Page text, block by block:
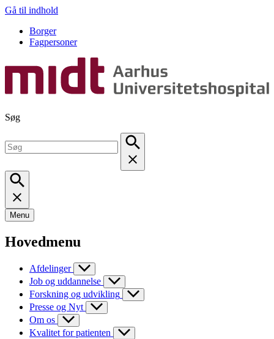
Gå til indhold
Borger
Fagpersoner
Søg
Menu
Hovedmenu
Afdelinger
Job og uddannelse
Forskning og udvikling
Presse og Nyt
Om os
Kvalitet for patienten